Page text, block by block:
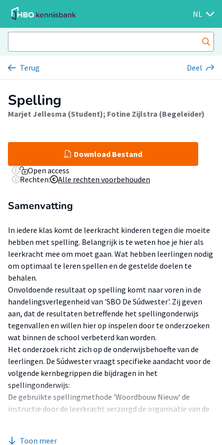
NL
Terug Deel
Spelling
Marjet Jellesma (Student); Fotine Zijlstra (Begeleider)
Download Bestand
Open access
Rechten:
Alle rechten voorbehouden
Samenvatting
In iedere klas komt de leerkracht kinderen tegen die moeite
hebben met spelling. Belangrijk is te weten hoe je hier als
leerkracht mee om moet gaan. Wat hebben leerlingen nodig
om optimaal te leren spellen en de gestelde doelen te
behalen.
Onvoldoende resultaat op spelling komt naar voren in de
handelingsverlegenheid van 'SBO De Súdwester'. Zij geven
aan, dat de resultaten betreffende het spellingonderwijs
tegenvallen en willen hier op inspelen door te onderzoeken
wat binnen de school verbeterd kan worden.
Het onderzoek richt zich op de onderwijsbehoefte van de
leerlingen. De Súdwester vraagt specifieke aandacht voor de
volgende kernbegrippen die bijdragen in het
spellingonderwijs:
De gebruikte spellingmethode 'Woordbouw Nieuw' de
instructie door de leerkracht verzorgd de organisatie van de
Toon meer